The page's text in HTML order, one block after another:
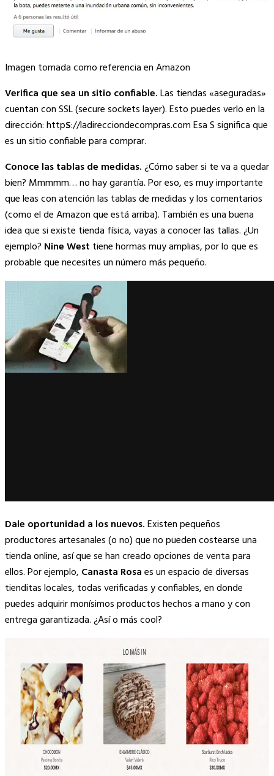
Imagen tomada como referencia en Amazon
Verifica que sea un sitio confiable.Las tiendas «aseguradas»
cuentan con SSL (secure sockets layer). Esto puedes verlo en la
dirección: httpS://ladirecciondecompras.com Esa S significa que
es un sitio confiable para comprar.
Conoce las tablas de medidas.¿Cómo saber si te va a quedar
bien? Mmmmm… no hay garantía. Por eso, es muy importante
que leas con atención las tablas de medidas y los comentarios
(como el de Amazon que está arriba). También es una buena
idea que si existe tienda física, vayas a conocer las tallas. ¿Un
ejemplo? Nine West tiene hormas muy amplias, por lo que es
probable que necesites un número más pequeño.
Dale oportunidad a los nuevos.Existen pequeños
productores artesanales (o no) que no pueden costearse una
tienda online, así que se han creado opciones de venta para
ellos. Por ejemplo, Canasta Rosaes un espacio de diversas
tienditas locales, todas verificadas y confiables, en donde
puedes adquirir monísimos productos hechos a mano y con
entrega garantizada. ¿Así o más cool?